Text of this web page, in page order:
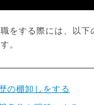
をする際には、以下
。
の棚卸しをする